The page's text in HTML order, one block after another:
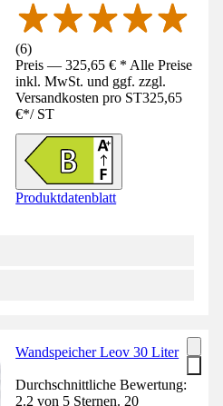
(6)
Preis — 325,65 € * Alle Preise
inkl. MwSt. und ggf. zzgl.
Versandkosten pro ST325,65
€*/ ST
Produktdatenblatt
Wandspeicher Leov 30 Liter
Durchschnittliche Bewertung:
2.2 von 5 Sternen. 20